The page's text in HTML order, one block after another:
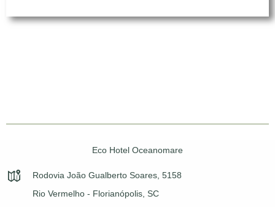
Eco Hotel Oceanomare
Rodovia João Gualberto Soares, 5158
Rio Vermelho - Florianópolis, SC